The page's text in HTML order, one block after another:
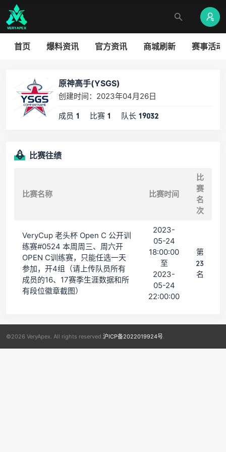
首页 爆料资讯 官方资讯 商城刷新 赛事活动
原神高手(YSGS)
创建时间：2023年04月26日
成员 1 比赛 1 队长 19032
比赛往绩
比赛名称 比赛时间
比
赛
名
次
VeryCup 老头杯 Open C 公开训
练赛#0524 本周周三、周六开
OPEN C训练赛，只能任选一天
参加，开4组（请上传队员所有
成员的16、17赛季生涯数据和所
有段位徽章截图）
2023-
05-24
18:00:00
至
2023-
05-24
22:00:00
第
23
名
©2026 VeryApex. All rights reserved. 沪ICP备2022019924号